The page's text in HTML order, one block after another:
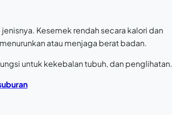
Kesemek rendah secara kalori dan
atau menjaga berat badan.
untuk kekebalan tubuh, dan penglihatan.